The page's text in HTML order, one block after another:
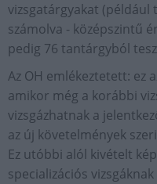
vizsgatárgyakat
számolva - középszintű
pedig 76 tantárgyból
Az OH emlékeztetett: ez
amikor még a korábbi
vizsgázhatnak a
az új követelmények
Ez utóbbi alól kivételt
specializációs